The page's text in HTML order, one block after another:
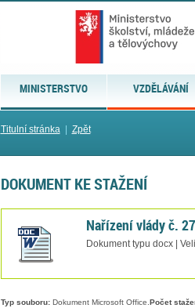
MINISTERSTVO VZDĚLÁVÁNÍ
Titulní stránka| Zpět
DOKUMENT KE STAŽENÍ
Nařízení vlády č.
Dokument typu docx |
Typ souboru:Dokument Microsoft Office. Počet